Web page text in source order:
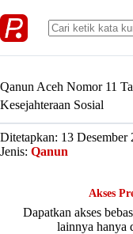
to
content
Qanun Aceh Nomor 11
Kesejahteraan Sosial
Ditetapkan: 13 Desember
Jenis: Qanun
Akses
Dapatkan akses
lainnya hanya